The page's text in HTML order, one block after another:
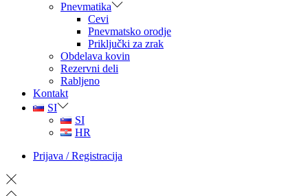
Pnevmatika
Cevi
Pnevmatsko orodje
Priključki za zrak
Obdelava kovin
Rezervni deli
Rabljeno
Kontakt
SI
SI
HR
Prijava / Registracija